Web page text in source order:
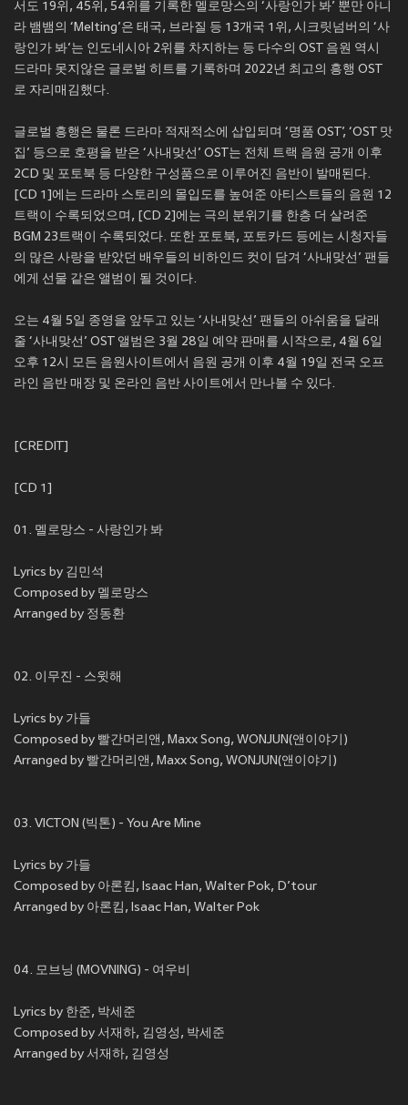
서도 19위, 45위, 54위를 기록한 멜로망스의 ‘사랑인가 봐’ 뿐만 아니
라 뱀뱀의 ‘Melting’은 태국, 브라질 등 13개국 1위, 시크릿넘버의 ‘사
랑인가 봐’는 인도네시아 2위를 차지하는 등 다수의 OST 음원 역시
드라마 못지않은 글로벌 히트를 기록하며 2022년 최고의 흥행 OST
로 자리매김했다.
글로벌 흥행은 물론 드라마 적재적소에 삽입되며 ‘명품 OST’, ‘OST 맛
집’ 등으로 호평을 받은 ‘사내맞선’ OST는 전체 트랙 음원 공개 이후
2CD 및 포토북 등 다양한 구성품으로 이루어진 음반이 발매된다.
[CD 1]에는 드라마 스토리의 몰입도를 높여준 아티스트들의 음원 12
트랙이 수록되었으며, [CD 2]에는 극의 분위기를 한층 더 살려준
BGM 23트랙이 수록되었다. 또한 포토북, 포토카드 등에는 시청자들
의 많은 사랑을 받았던 배우들의 비하인드 컷이 담겨 ‘사내맞선’ 팬들
에게 선물 같은 앨범이 될 것이다.
오는 4월 5일 종영을 앞두고 있는 ‘사내맞선’ 팬들의 아쉬움을 달래
줄 ‘사내맞선’ OST 앨범은 3월 28일 예약 판매를 시작으로, 4월 6일
오후 12시 모든 음원사이트에서 음원 공개 이후 4월 19일 전국 오프
라인 음반 매장 및 온라인 음반 사이트에서 만나볼 수 있다.
[CREDIT]
[CD 1]
01. 멜로망스 - 사랑인가 봐
Lyrics by 김민석
Composed by 멜로망스
Arranged by 정동환
02. 이무진 - 스윗해
Lyrics by 가들
Composed by 빨간머리앤, Maxx Song, WONJUN(앤이야기)
Arranged by 빨간머리앤, Maxx Song, WONJUN(앤이야기)
03. VICTON (빅톤) - You Are Mine
Lyrics by 가들
Composed by 아론킴, Isaac Han, Walter Pok, D’tour
Arranged by 아론킴, Isaac Han, Walter Pok
04. 모브닝 (MOVNING) - 여우비
Lyrics by 한준, 박세준
Composed by 서재하, 김영성, 박세준
Arranged by 서재하, 김영성